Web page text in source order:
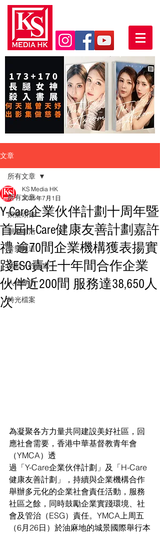
文章
所有文章
娛樂頭條
潮流生活
音樂頻道
活動・好去處
人物專訪
時光檔案
所有文章
Y-Care企業伙伴計劃十周年暨
首屆H-Care健康友善計劃嘉許
禮 逾70間企業機構獲表揚實
踐ESG責任十年間合作企業
伙伴近200間 服務達38,650人
次
KS Media HK
2025年7月1日
為凝聚各方力量共同建設美好社區，回
應社會需要，香港中華基督教青年會
（YMCA）透
過「Y-Care企業伙伴計劃」及「H-Care
健康友善計劃」，持續與企業機構合作
舉辦多元化的企業社會責任活動，服務
社區之餘，同時鼓勵企業實踐環境、社
會及管治（ESG）責任。YMCA上周五
（6月26日）於油麻地的城景國際舉行本